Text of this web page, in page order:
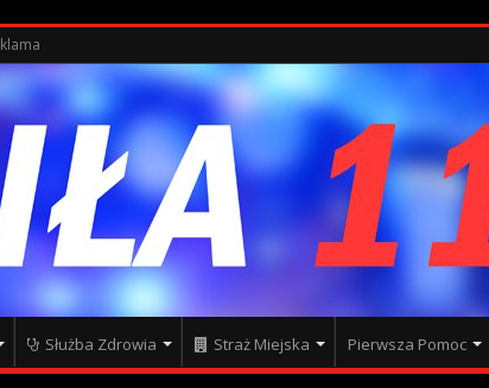
Służba Zdrowia Straż Miejska Pierwsza Pomoc